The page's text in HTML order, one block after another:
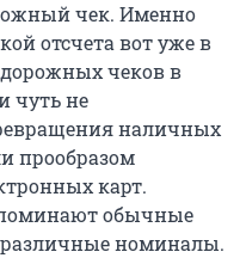
чек. Именно
отсчета вот уже в
чеков в
чуть не
наличных
прообразом
карт.
обычные
номиналы.